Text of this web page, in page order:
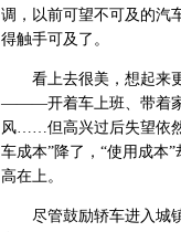
调，以前可望不可及的汽
得触手可及了。
看上去很美，想起来
———开着车上班、带着
风……但高兴过后失望依
车成本”降了，“使用成本”
高在上。
尽管鼓励轿车进入城镇